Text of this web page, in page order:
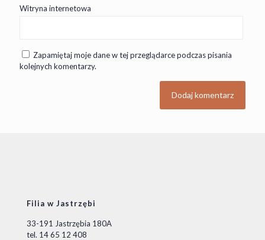
Witryna internetowa
Zapamiętaj moje dane w tej przeglądarce podczas pisania
kolejnych komentarzy.
Filia w Jastrzębi
33-191 Jastrzębia 180A
tel. 14 65 12 408